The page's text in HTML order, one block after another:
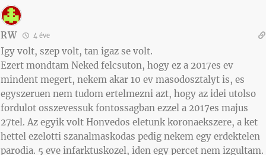
RW 4 éve
Igy volt, szep volt, tan igaz se volt.
Ezert mondtam Neked felcsuton, hogy ez a 2017es ev
mindent megert, nekem akar 10 ev masodosztalyt is, es
egyszeruen nem tudom ertelmezni azt, hogy az idei utolso
fordulot osszevessuk fontossagban ezzel a 2017es majus
27tel. Az egyik volt Honvedos eletunk koronaekszere, a ket
hettel ezelotti szanalmaskodas pedig nekem egy erdektelen
parodia. 5 eve infarktuskozel, iden egy percet nem izgultam.